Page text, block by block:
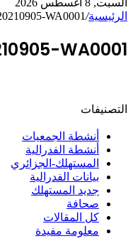
السبت, 8 أغسطس 2026
الرئيسية/
WA0001
WA0001
التصنيفات
أنشطة الجمعيات
أنشطة الفدرالية
المستهلك-الجزائري
بيانات الفدرالية
جديد المستهلك
صحافة
كل المقالات
معلومة مفيدة